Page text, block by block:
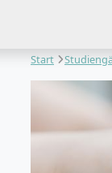
Start